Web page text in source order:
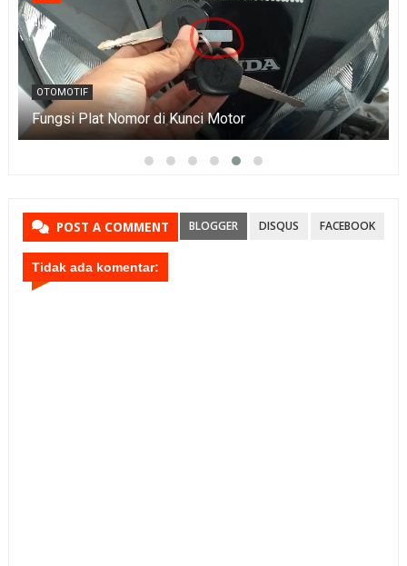
OTOMOTIF
Fungsi Plat Nomor di Kunci Motor
POST A COMMENT BLOGGER DISQUS FACEBOOK
Tidak ada komentar: